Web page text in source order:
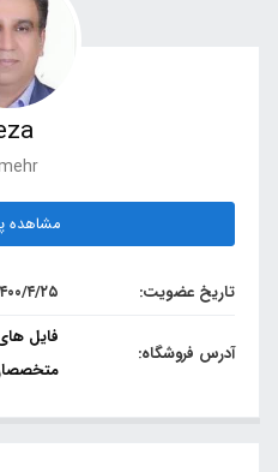
مشاهده
تاریخ عضویت: ۱۴۰۰/۴/
آدرس فروشگاه:
فایل